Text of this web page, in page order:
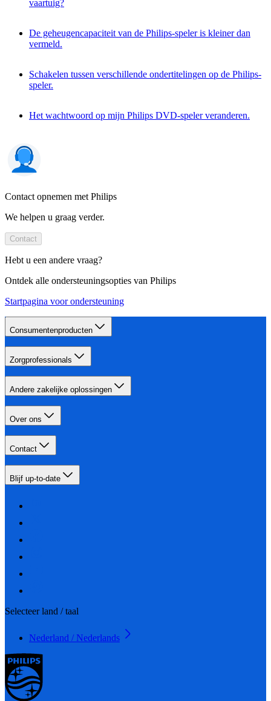
vaartuig?
De geheugencapaciteit van de Philips-speler is kleiner dan
vermeld.
Schakelen tussen verschillende ondertitelingen op de Philips-
speler.
Het wachtwoord op mijn Philips DVD-speler veranderen.
Contact opnemen met Philips
We helpen u graag verder.
Contact
Hebt u een andere vraag?
Ontdek alle ondersteuningsopties van Philips
Startpagina voor ondersteuning
Consumentenproducten
Zorgprofessionals
Andere zakelijke oplossingen
Over ons
Contact
Blijf up-to-date
Selecteer land / taal
Nederland / Nederlands